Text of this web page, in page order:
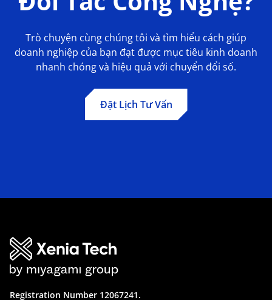
Trò chuyện cùng chúng tôi và tìm hiểu cách giúp
doanh nghiệp của bạn đạt được mục tiêu kinh doanh
nhanh chóng và hiệu quả với chuyển đổi số.
Đặt Lịch Tư Vấn
Registration Number 12067241.